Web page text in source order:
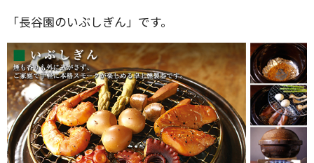
「長谷園のいぶしぎん」です。